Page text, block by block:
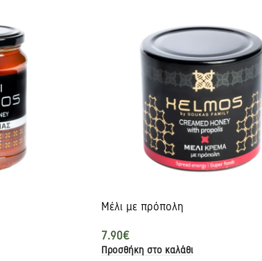
Μέλι με πρόπολη
7.90€
Προσθήκη στο καλάθι